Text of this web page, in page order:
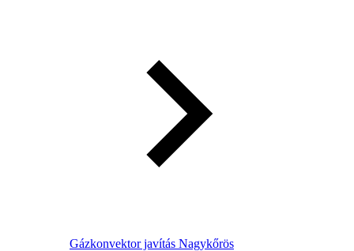
Gázkonvektor javítás Nagykőrös